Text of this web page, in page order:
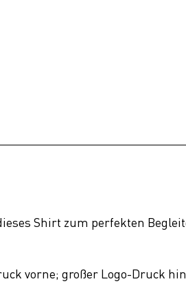
Shirt zum perfekten
vorne; großer Logo-Druck